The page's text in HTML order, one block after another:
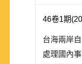
46卷1期
台海兩岸
處理國內